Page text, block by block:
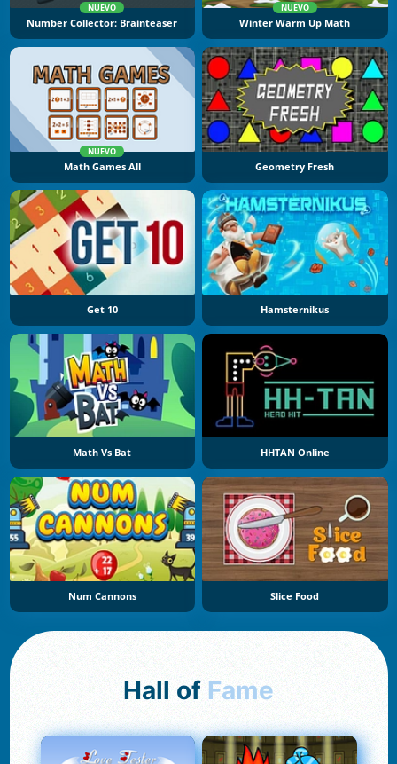
NUEVO
Number Collector: Brainteaser
NUEVO
Winter Warm Up Math
NUEVO
Math Games All Geometry Fresh
Get 10 Hamsternikus
Math Vs Bat HHTAN Online
Num Cannons Slice Food
Hall of Fame